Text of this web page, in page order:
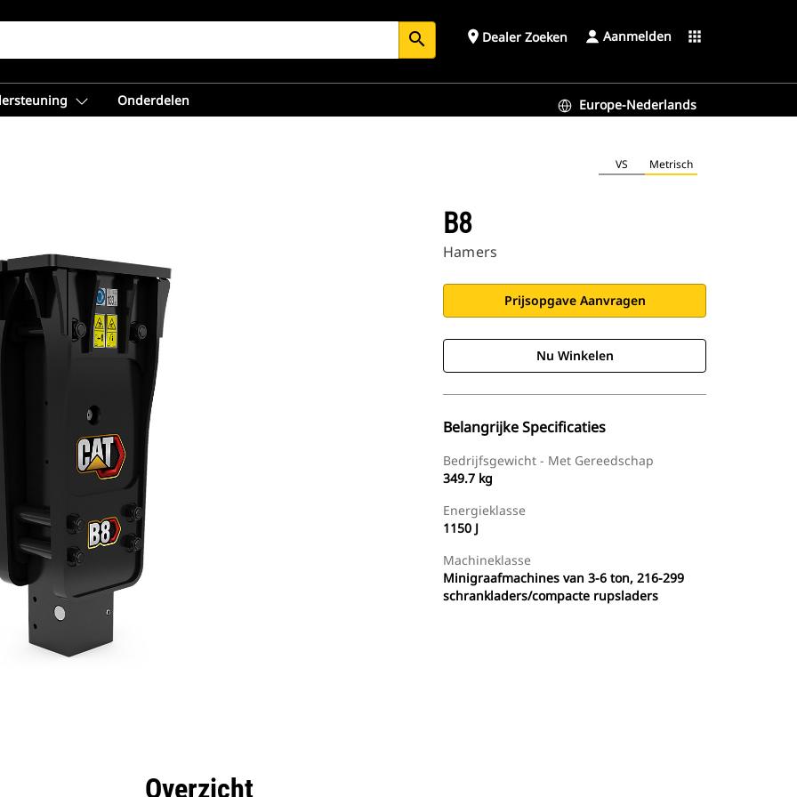
search place Dealer Zoeken Aanmelden apps
Onderdelen Europe-Nederlands
VS Metrisch
B8
Hamers
Prijsopgave Aanvragen
Nu Winkelen
Belangrijke Specificaties
Bedrijfsgewicht - Met Gereedschap
349.7 kg
Energieklasse
1150 J
Machineklasse
Minigraafmachines van 3-6 ton, 216-299
schrankladers/compacte rupsladers
Overzicht